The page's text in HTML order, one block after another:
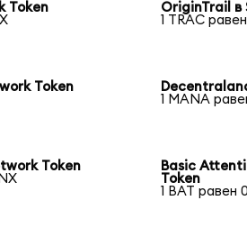
Token
OriginTrail в
1 TRAC
Token
1 MANA
Token
Basic
Token
1 BAT равен